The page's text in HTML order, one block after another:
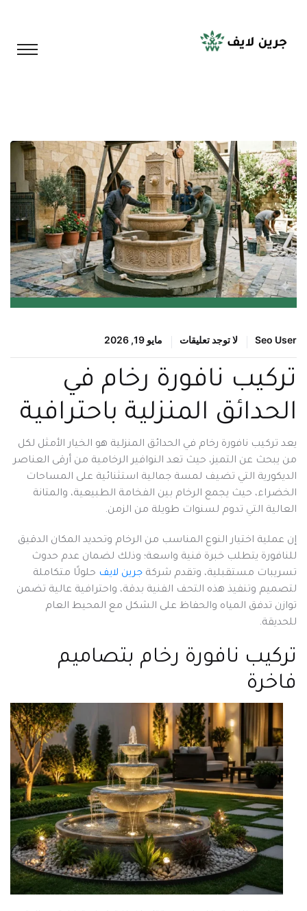
Seo User لا توجد تعليقات مايو 19, 2026
تركيب نافورة رخام في
الحدائق المنزلية باحترافية
يعد تركيب نافورة رخام في الحدائق المنزلية هو الخيار الأمثل لكل
من يبحث عن التميز، حيث تعد النوافير الرخامية من أرقى العناصر
الديكورية التي تضيف لمسة جمالية استثنائية على المساحات
الخضراء، حيث يجمع الرخام بين الفخامة الطبيعية، والمتانة
العالية التي تدوم لسنوات طويلة من الزمن.
إن عملية اختيار النوع المناسب من الرخام وتحديد المكان الدقيق
للنافورة يتطلب خبرة فنية واسعة؛ وذلك لضمان عدم حدوث
تسريبات مستقبلية، وتقدم شركة جرين لايف حلولًا متكاملة
لتصميم وتنفيذ هذه التحف الفنية بدقة، واحترافية عالية تضمن
توازن تدفق المياه والحفاظ على الشكل مع المحيط العام
للحديقة.
تركيب نافورة رخام بتصاميم
فاخرة